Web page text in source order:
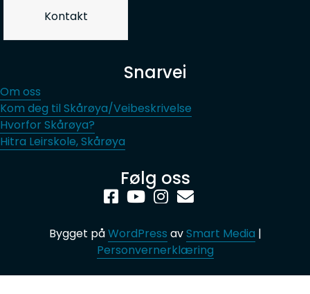
Kontakt
Snarvei
Om oss
Kom deg til Skårøya/Veibeskrivelse
Hvorfor Skårøya?
Hitra Leirskole, Skårøya
Følg oss
Bygget påWordPress avSmart Media |
Personvernerklæring